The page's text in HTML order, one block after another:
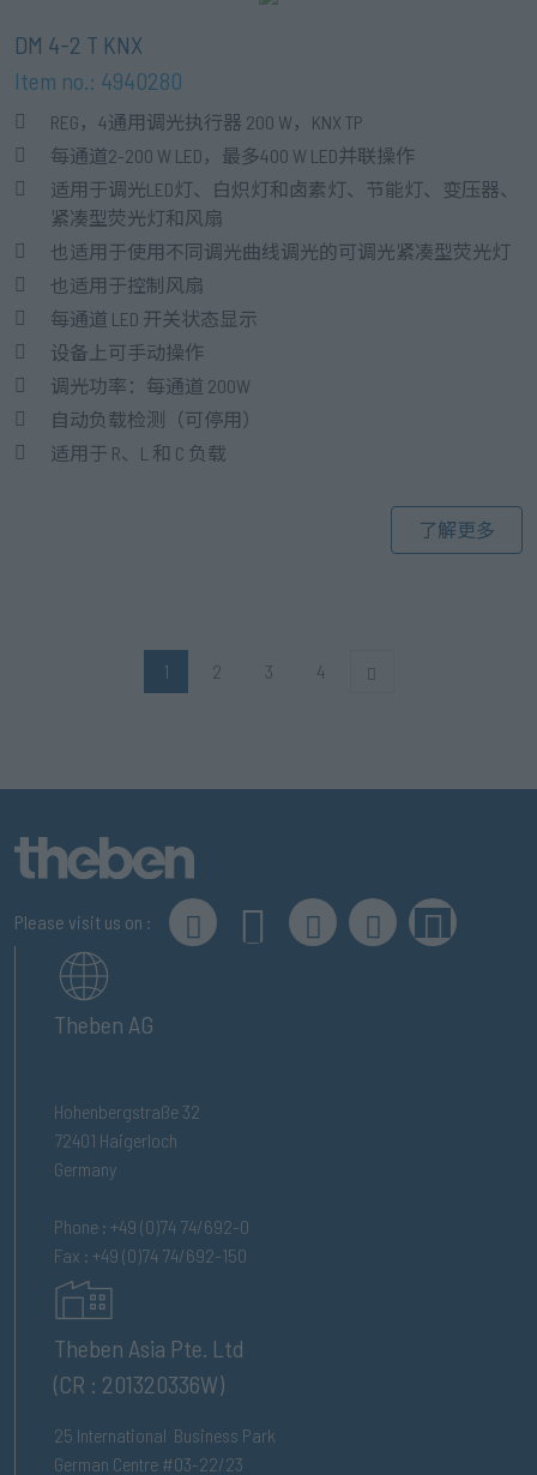
DM 4-2 T KNX
Item no.: 4940280
REG，4通用调光执行器 200 W，KNX TP
每通道2-200 W LED，最多400 W LED并联操作
适用于调光LED灯、白炽灯和卤素灯、节能灯、变压器、
紧凑型荧光灯和风扇
也适用于使用不同调光曲线调光的可调光紧凑型荧光灯
也适用于控制风扇
每通道 LED 开关状态显示
设备上可手动操作
调光功率：每通道 200W
自动负载检测（可停用）
适用于 R、L 和 C 负载
了解更多
1 2 3 4
Please visit us on :
Theben AG
Hohenbergstraße 32
72401 Haigerloch
Germany
Phone : +49 (0)74 74/692-0
Fax : +49 (0)74 74/692-150
Theben Asia Pte. Ltd
(CR : 201320336W)
25 International Business Park
German Centre #03-22/23